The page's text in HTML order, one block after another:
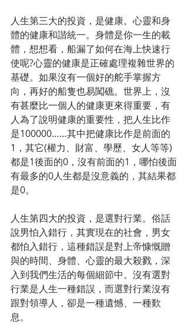
人生第三大的投資，是健康。心靈和身
體的健康和諧統一。身體是你一生的載
體，想想看，船漏了如何在海上快速行
使呢?心靈的健康是正確處理複雜世界的
基礎。如果沒有一個好的舵手掌握方
向，再好的船隻也易闖礁。世界上，沒
有甚麼比一個人的健康更來得重要，有
人為了說明健康的重要性，把人生比作
是100000……其中把健康比作是前面的
1，其它(權力、財富、學歷、女人等等)
都是1後面的0，沒有前面的1，哪怕後面
有最多的0人生都是沒意義的，其結果都
是0。
人生第四大的投資，是選對行業。俗話
說男怕入錯行，其實現在的社會，男女
都怕入錯行，這種錯誤是對上帝慷慨贈
與的時間、身體、心靈的最大殺戮，深
入到我們生活的每個細節中。沒有選對
行業是人生一種錯誤，而選對行業沒有
跟對領導人，卻是一種遺憾、一種歎
息。